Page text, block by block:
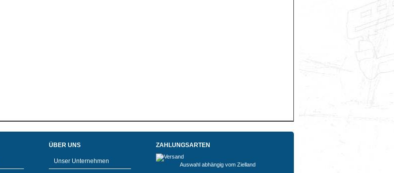
ÜBER UNS
Unser Unternehmen
ZAHLUNGSARTEN
Auswahl abhängig vom Zielland